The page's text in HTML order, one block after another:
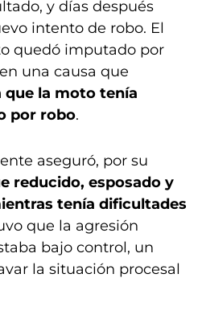
y días después
intento de robo. El
quedó imputado por
una causa que
la moto tenía
por robo.
aseguró, por su
reducido, esposado y
tenía dificultades
que la agresión
bajo control, un
la situación procesal